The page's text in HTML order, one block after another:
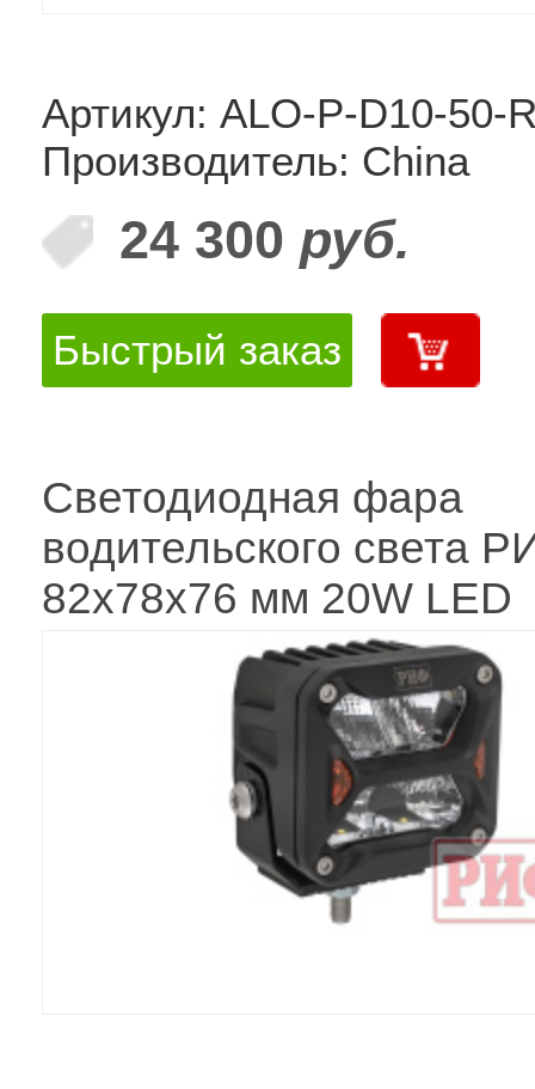
Артикул: ALO-P-D10-50-
Производитель: China
24 300 руб.
Быстрый заказ
Светодиодная фара
водительского света
82x78x76 мм 20W LED